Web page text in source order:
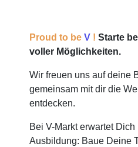
Proud to be V ! Starte
voller Möglichkeiten.
Wir freuen uns auf deine
gemeinsam mit dir die
entdecken.
Bei V-Markt erwartet
Ausbildung: Baue Deine